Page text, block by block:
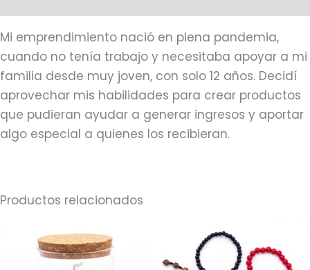
Mi emprendimiento nació en plena pandemia,
cuando no tenía trabajo y necesitaba apoyar a mi
familia desde muy joven, con solo 12 años. Decidí
aprovechar mis habilidades para crear productos
que pudieran ayudar a generar ingresos y aportar
algo especial a quienes los recibieran.
Productos relacionados
de
precios:
desde